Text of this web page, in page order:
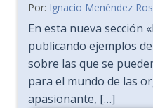
Por: Ignacio Menéndez Ros
En esta nueva sección
publicando ejemplos
sobre las que se
para el mundo de las
apasionante, […]